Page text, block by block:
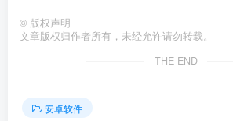
© 版权声明
文章版权归作者所有，未经允许请勿转载。
THE END
安卓软件